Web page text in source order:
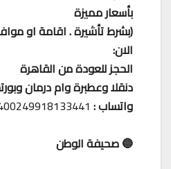
بأسعار مميزة
(بشرط تأشيرة . اقامة او
الان:
الحجز للعودة من القاهرة
دنقلا وعطبرة وام درمان
واتساب :
🔵 صحيفة الوطن